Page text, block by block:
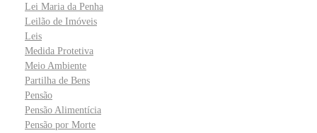
Lei Maria da Penha
Leilão de Imóveis
Leis
Medida Protetiva
Meio Ambiente
Partilha de Bens
Pensão
Pensão Alimentícia
Pensão por Morte